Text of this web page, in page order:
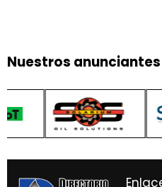
Nuestros anunciantes